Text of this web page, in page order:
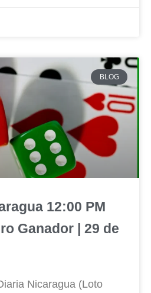
BLOG
12:00 PM
Ganador | 29 de
Nicaragua (Loto